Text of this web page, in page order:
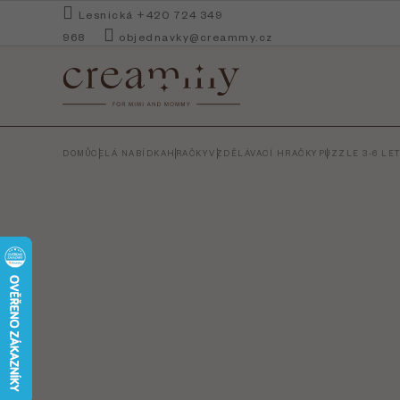
Lesnická +420 724 349
968
objednavky@creammy.cz
DOMŮCELÁ NABÍDKAHRAČKYVZDĚLÁVACÍ HRAČKY PUZZLE 3-6 LET